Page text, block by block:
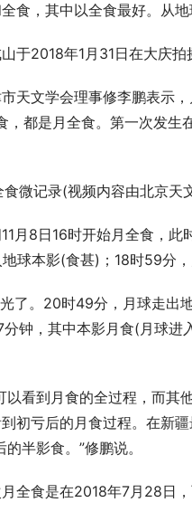
食，其中以全食最好。从
于2018年1月31日在大庆拍
天文学会理事修李鹏表示
都是月全食。第一次发
微记录(视频内容由北京天
月8日16时开始月全食，
球本影(食甚)；18时59分
了。20时49分，月球走出
钟，其中本影月食(月球
看到月食的全过程，而其
初亏后的月食过程。在新
半影食。”修鹏说。
全食是在2018年7月28日